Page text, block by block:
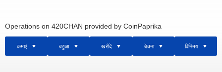
Operations on 420CHAN provided by CoinPaprika
कमाएं बटुआ खरीदें बेचना विनिमय